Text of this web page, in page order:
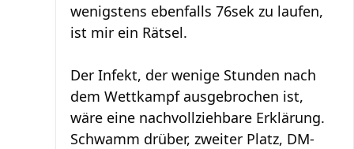
wenigstens ebenfalls 76sek zu laufen,
ist mir ein Rätsel.
Der Infekt, der wenige Stunden nach
dem Wettkampf ausgebrochen ist,
wäre eine nachvollziehbare Erklärung.
Schwamm drüber, zweiter Platz, DM-